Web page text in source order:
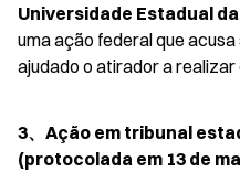
Universidade Estadual
uma ação federal que
ajudado o atirador a realizar
3、Ação em tribunal
(protocolada em 13 de